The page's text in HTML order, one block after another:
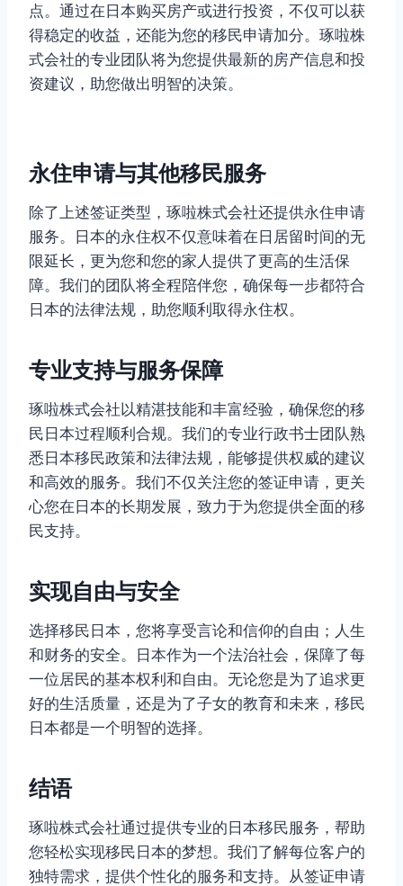
点。通过在日本购买房产或进行投资，不仅可以获
得稳定的收益，还能为您的移民申请加分。琢啦株
式会社的专业团队将为您提供最新的房产信息和投
资建议，助您做出明智的决策。
永住申请与其他移民服务
除了上述签证类型，琢啦株式会社还提供永住申请
服务。日本的永住权不仅意味着在日居留时间的无
限延长，更为您和您的家人提供了更高的生活保
障。我们的团队将全程陪伴您，确保每一步都符合
日本的法律法规，助您顺利取得永住权。
专业支持与服务保障
琢啦株式会社以精湛技能和丰富经验，确保您的移
民日本过程顺利合规。我们的专业行政书士团队熟
悉日本移民政策和法律法规，能够提供权威的建议
和高效的服务。我们不仅关注您的签证申请，更关
心您在日本的长期发展，致力于为您提供全面的移
民支持。
实现自由与安全
选择移民日本，您将享受言论和信仰的自由；人生
和财务的安全。日本作为一个法治社会，保障了每
一位居民的基本权利和自由。无论您是为了追求更
好的生活质量，还是为了子女的教育和未来，移民
日本都是一个明智的选择。
结语
琢啦株式会社通过提供专业的日本移民服务，帮助
您轻松实现移民日本的梦想。我们了解每位客户的
独特需求，提供个性化的服务和支持。从签证申请